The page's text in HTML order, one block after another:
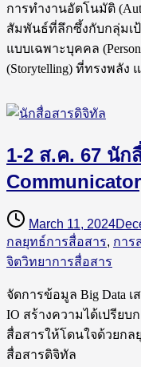
การทำงานอัตโนมัติ
สัมพันธ์ที่ลึกซึ้งกับกลุ่มเ
แบบเฉพาะบุคคล
(Storytelling) ที่ทรงพลั
1-2 ส.ค. 67 นัก
March 11, 2024
กลยุทธ์การสื่อสาร, การ
จิตวิทยาการสื่อสาร
จัดการข้อมูล Big Data เ
IO สร้างความได้เปรีย
สื่อสารให้โดนใจด้วยก
สื่อสารดิจิทัล